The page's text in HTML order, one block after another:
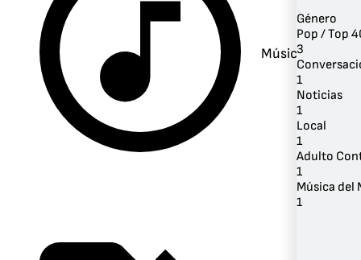
Música
Género
Pop / Top
3
1
Noticias
1
Local
1
Adulto
1
Música del
1